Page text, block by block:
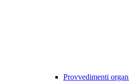
Provvedimenti